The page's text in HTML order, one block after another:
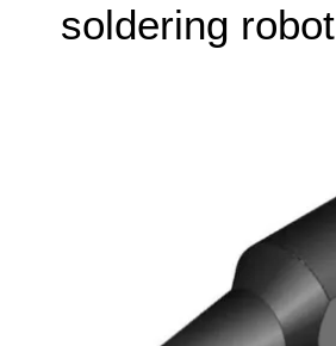
soldering robot